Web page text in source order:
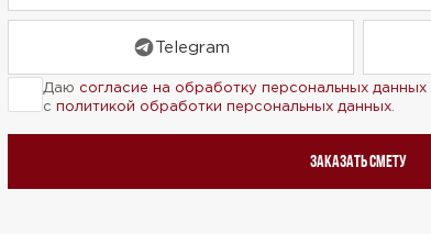
Telegram
Даю согласие на обработку персональных данных
с политикой обработки персональных данных
Заказать смету